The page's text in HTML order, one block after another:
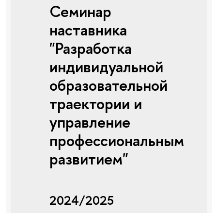
Семинар
наставника
"Разработка
индивидуальной
образовательной
траектории и
управление
профессиональным
развитием"
2024/2025